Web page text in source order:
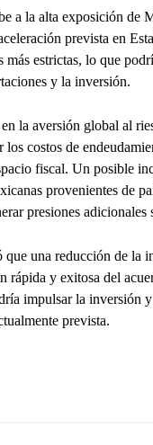
a la alta exposición de
prevista en
estrictas, lo que
y la inversión.
la aversión global al
los costos de
fiscal. Un posible
provenientes de
presiones adicionales
que una reducción de la
rápida y exitosa del
impulsar la inversión
prevista.